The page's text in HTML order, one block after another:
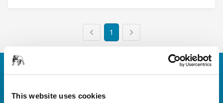
This website uses cookies
1
nouset notre équipe d'experts répondra à vos